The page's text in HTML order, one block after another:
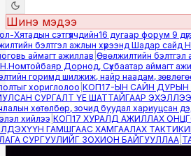
Шинэ мэдээ
сэтгүүлчдийн16 дугаар форум 9
бэлтгэл ажлын хүрээнд Шадар сайд
аймагт ажиллав|Өвөлжилтийн бэлтгэл
Дорнод, Сүхбаатар аймагт
горимд шилжиж, найр наадам,
хориглолоо|КОП17-ЫН САЙН ДУРЫН
СУРГАЛТ ҮЕ ШАТТАЙГААР ЭХЭЛЛЭЭ|
хөтөлбөр, зочид буудал хариуцсан
хийлээ|КОП17 ХУРАЛД АЖИЛЛАХ
ГАМШГААС ХАМГААЛАХ
СУРГУУЛИЙГ ЗОХИОН БАЙГУУЛЛАА|